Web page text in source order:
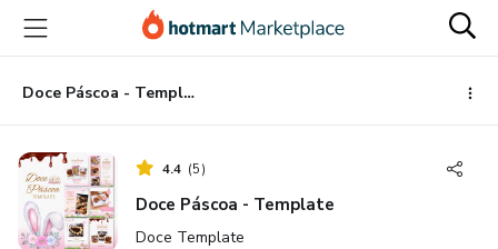
para
conteúdo
principal
para
pagamento
para
rodapé
Doce Páscoa - Template
4.4 (5)
Doce Páscoa - Template
Doce Template